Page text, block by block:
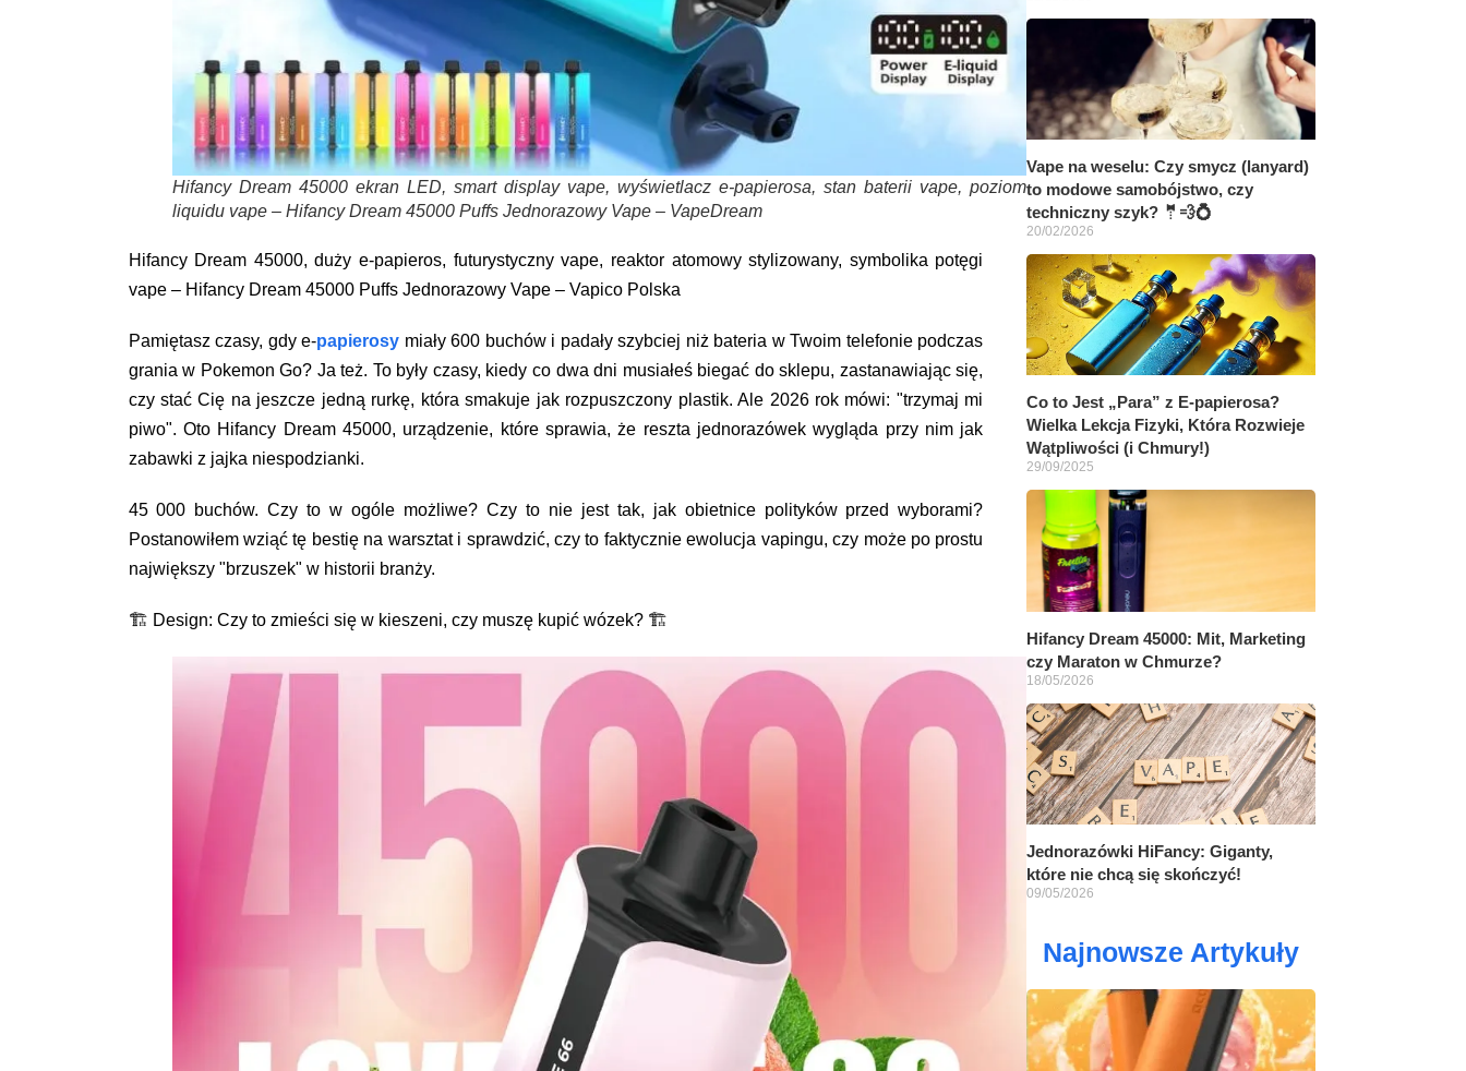
Vape na weselu: Czy smycz (lanyard)
to modowe samobójstwo, czy
techniczny szyk? 🤵💨💍
20/02/2026
Co to Jest „Para” z E-papierosa?
Wielka Lekcja Fizyki, Która Rozwieje
Wątpliwości (i Chmury!)
29/09/2025
Hifancy Dream 45000: Mit, Marketing
czy Maraton w Chmurze?
18/05/2026
Jednorazówki HiFancy: Giganty,
które nie chcą się skończyć!
09/05/2026
Najnowsze Artykuły
Hifancy Dream 45000 ekran LED, smart display vape, wyświetlacz e-papierosa, stan baterii vape, poziom
liquidu vape – Hifancy Dream 45000 Puffs Jednorazowy Vape – VapeDream
Hifancy Dream 45000, duży e-papieros, futurystyczny vape, reaktor atomowy stylizowany, symbolika potęgi
vape – Hifancy Dream 45000 Puffs Jednorazowy Vape – Vapico Polska
Pamiętasz czasy, gdy e-papierosy miały 600 buchów i padały szybciej niż bateria w Twoim telefonie podczas
grania w Pokemon Go? Ja też. To były czasy, kiedy co dwa dni musiałeś biegać do sklepu, zastanawiając się,
czy stać Cię na jeszcze jedną rurkę, która smakuje jak rozpuszczony plastik. Ale 2026 rok mówi: "trzymaj mi
piwo". Oto Hifancy Dream 45000, urządzenie, które sprawia, że reszta jednorazówek wygląda przy nim jak
zabawki z jajka niespodzianki.
45 000 buchów. Czy to w ogóle możliwe? Czy to nie jest tak, jak obietnice polityków przed wyborami?
Postanowiłem wziąć tę bestię na warsztat i sprawdzić, czy to faktycznie ewolucja vapingu, czy może po prostu
największy "brzuszek" w historii branży.
🏗️ Design: Czy to zmieści się w kieszeni, czy muszę kupić wózek? 🏗️